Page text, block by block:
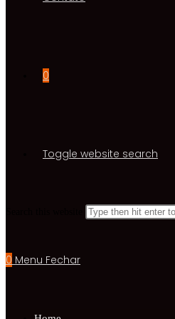
0
Toggle website search
0 Menu Fechar